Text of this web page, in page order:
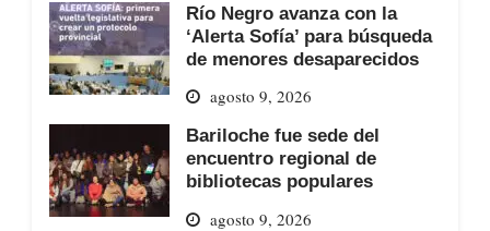
Río Negro avanza con la
‘Alerta Sofía’ para búsqueda
de menores desaparecidos
agosto 9, 2026
Bariloche fue sede del
encuentro regional de
bibliotecas populares
agosto 9, 2026